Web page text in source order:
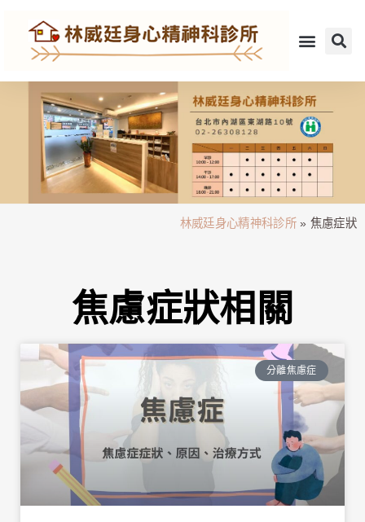
林威廷身心精神科診所» 焦慮症狀
焦慮症狀相關
分離焦慮症